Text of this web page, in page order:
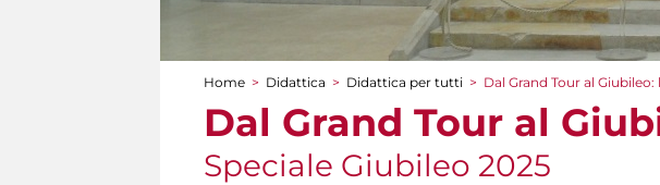
Tu sei qui
Home > Didattica > Didattica per tutti > Dal Grand Tour al
Dal Grand Tour al
Speciale Giubileo 2025